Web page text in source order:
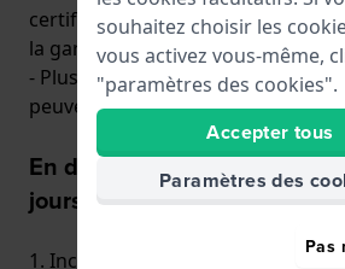
certifié déterminera si votre
la garantie.
- Plus d'informations sur la
peuvent être trouvéesici.
En dehors du délai de
jours, pendant la période
1. Incluez une description claire
souhaitez choisir les
vous activez vous-même,
"paramètres des cookies".
Accepter tous
Paramètres des
Pas